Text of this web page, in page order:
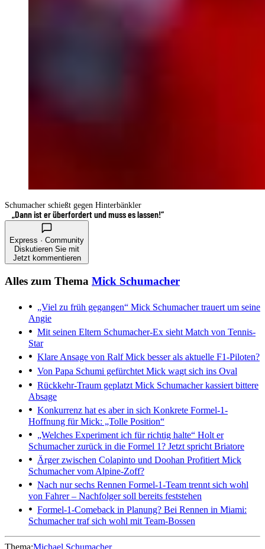
Schumacher schießt gegen Hinterbänkler
„Dann ist er überfordert und muss es lassen!“
Express · Community
Diskutieren Sie mit
Jetzt kommentieren
Alles zum Thema Mick Schumacher
„Viel zu früh gegangen“ Mick Schumacher trauert um seine
Angie
Mit seinen Eltern Schumacher-Ex sieht Match von Tennis-
Star
Klare Ansage von RalfMick besser als aktuelle F1-Piloten?
Von Papa Schumi gefürchtet Mick wagt sich ins Oval
Rückkehr-Traum geplatzt Mick Schumacher kassiert bittere
Absage
Konkurrenz hat es aber in sich Konkrete Formel-1-
Hoffnung für Mick: „Tolle Position“
„Welches Experiment ich für richtig halte“ Holt er
Schumacher zurück in die Formel 1? Jetzt spricht Briatore
Ärger zwischen Colapinto und Doohan Profitiert Mick
Schumacher vom Alpine-Zoff?
Nach nur sechs Rennen Formel-1-Team trennt sich wohl
von Fahrer – Nachfolger soll bereits feststehen
Formel-1-Comeback in Planung? Bei Rennen in Miami:
Schumacher traf sich wohl mit Team-Bossen